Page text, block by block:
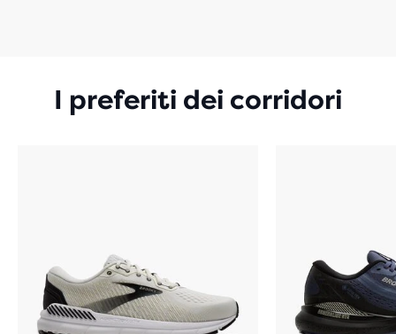
I preferiti dei corridori